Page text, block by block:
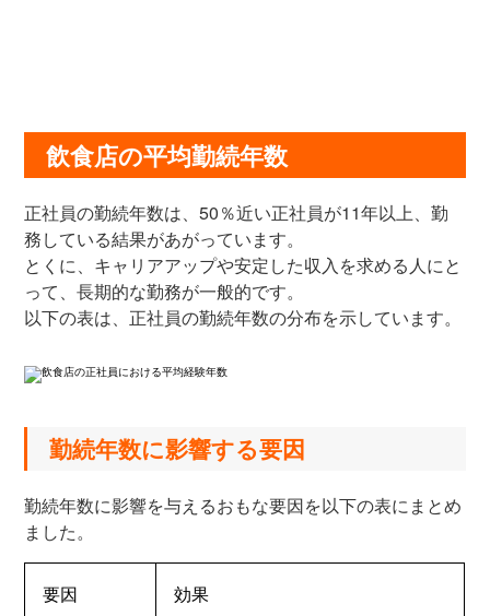
飲食店の平均勤続年数
正社員の勤続年数は、50％近い正社員が11年以上、勤
務している結果があがっています。
とくに、キャリアアップや安定した収入を求める人にと
って、長期的な勤務が一般的です。
以下の表は、正社員の勤続年数の分布を示しています。
勤続年数に影響する要因
勤続年数に影響を与えるおもな要因を以下の表にまとめ
ました。
要因 効果